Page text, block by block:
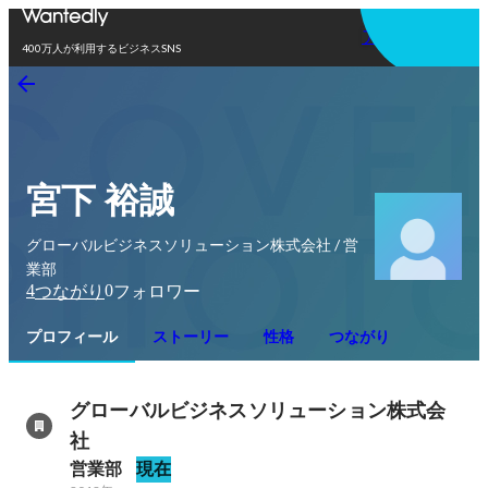
400万人が利用するビジネスSNS
アプリを使う
宮下 裕誠
グローバルビジネスソリューション株式会社 / 営
業部
4つながり 0フォロワー
プロフィール ストーリー 性格 つながり
グローバルビジネスソリューション株式会
社
営業部 現在